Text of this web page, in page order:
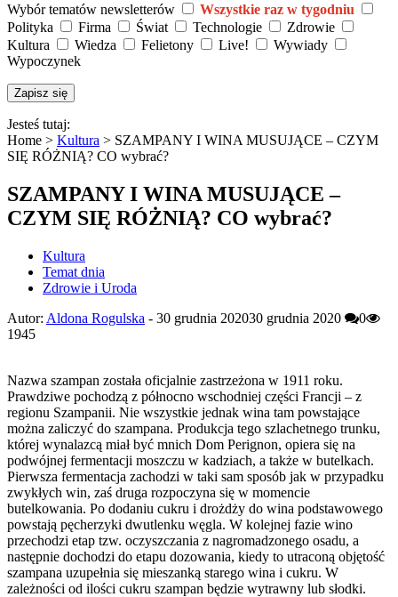
Wybór tematów newsletterów
Wszystkie raz w tygodniu
Polityka
Firma Świat Technologie
Zdrowie
Kultura
Wiedza Felietony Live!
Wywiady
Wypoczynek
Jesteś tutaj:
Home > Kultura > SZAMPANY I WINA MUSUJĄCE – CZYM
SIĘ RÓŻNIĄ? CO wybrać?
SZAMPANY I WINA MUSUJĄCE –
CZYM SIĘ RÓŻNIĄ? CO wybrać?
Kultura
Temat dnia
Zdrowie i Uroda
Autor: Aldona Rogulska - 30 grudnia 202030 grudnia 2020
0
1945
Nazwa szampan została oficjalnie zastrzeżona w 1911 roku.
Prawdziwe pochodzą z północno wschodniej części Francji – z
regionu Szampanii. Nie wszystkie jednak wina tam powstające
można zaliczyć do szampana. Produkcja tego szlachetnego trunku,
której wynalazcą miał być mnich Dom Perignon, opiera się na
podwójnej fermentacji moszczu w kadziach, a także w butelkach.
Pierwsza fermentacja zachodzi w taki sam sposób jak w przypadku
zwykłych win, zaś druga rozpoczyna się w momencie
butelkowania. Po dodaniu cukru i drożdży do wina podstawowego
powstają pęcherzyki dwutlenku węgla. W kolejnej fazie wino
przechodzi etap tzw. oczyszczania z nagromadzonego osadu, a
następnie dochodzi do etapu dozowania, kiedy to utraconą objętość
szampana uzupełnia się mieszanką starego wina i cukru. W
zależności od ilości cukru szampan będzie wytrawny lub słodki.